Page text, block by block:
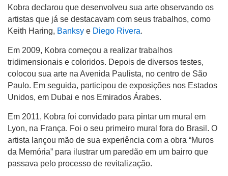
Kobra declarou que desenvolveu sua arte observando os
artistas que já se destacavam com seus trabalhos, como
Keith Haring, Banksy e Diego Rivera.
Em 2009, Kobra começou a realizar trabalhos
tridimensionais e coloridos. Depois de diversos testes,
colocou sua arte na Avenida Paulista, no centro de São
Paulo. Em seguida, participou de exposições nos Estados
Unidos, em Dubai e nos Emirados Árabes.
Em 2011, Kobra foi convidado para pintar um mural em
Lyon, na França. Foi o seu primeiro mural fora do Brasil. O
artista lançou mão de sua experiência com a obra “Muros
da Memória” para ilustrar um paredão em um bairro que
passava pelo processo de revitalização.